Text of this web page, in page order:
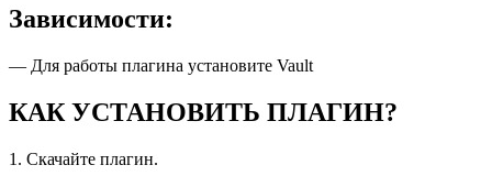
Зависимости:
— Для работы плагина установите Vault
КАК УСТАНОВИТЬ ПЛАГИН?
1. Скачайте плагин.